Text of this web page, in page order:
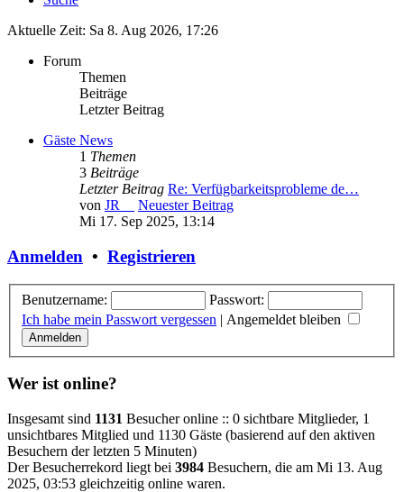
Aktuelle Zeit: Sa 8. Aug 2026, 17:26
Forum
Themen
Beiträge
Letzter Beitrag
Gäste News
1 Themen
3 Beiträge
Letzter Beitrag Re: Verfügbarkeitsprobleme de…
von JR__
Neuester Beitrag
Mi 17. Sep 2025, 13:14
Anmelden • Registrieren
Benutzername:
Passwort:
Ich habe mein Passwort vergessen | Angemeldet bleiben
Wer ist online?
Insgesamt sind 1131 Besucher online :: 0 sichtbare Mitglieder, 1
unsichtbares Mitglied und 1130 Gäste (basierend auf den aktiven
Besuchern der letzten 5 Minuten)
Der Besucherrekord liegt bei 3984 Besuchern, die am Mi 13. Aug
2025, 03:53 gleichzeitig online waren.